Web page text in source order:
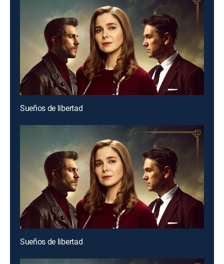
Sueños de libertad
Sueños de libertad